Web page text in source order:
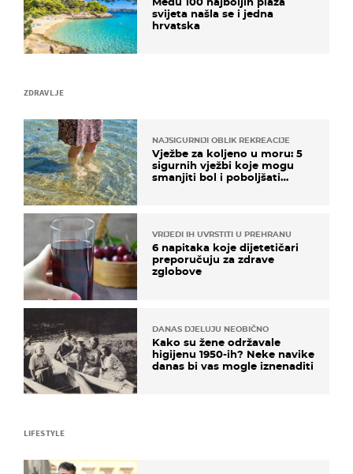
ZDRAVLJE
NAJSIGURNIJI OBLIK REKREACIJE
Vježbe za koljeno u moru: 5
sigurnih vježbi koje mogu
smanjiti bol i poboljšati
VRIJEDI IH UVRSTITI U PREHRANU
6 napitaka koje dijetetičari
preporučuju za zdrave
zglobove
DANAS DJELUJU NEOBIČNO
Kako su žene održavale
higijenu 1950-ih? Neke navike
danas bi vas mogle iznenaditi
svijeta našla se i jedna
hrvatska
LIFESTYLE